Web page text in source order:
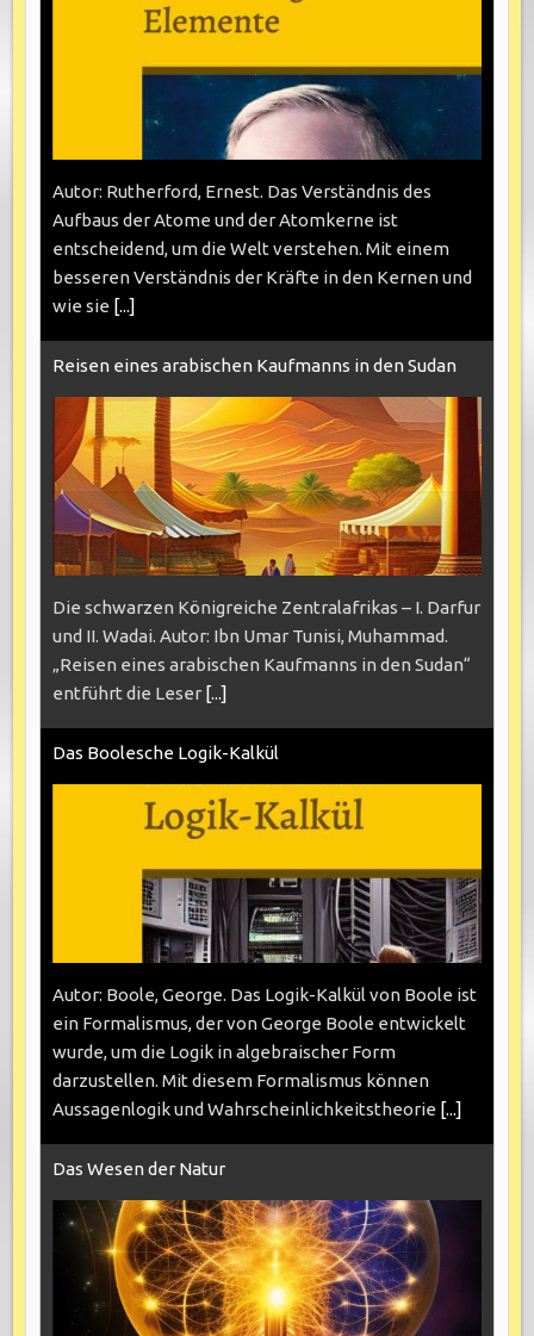
Autor: Rutherford, Ernest. Das Verständnis des
Aufbaus der Atome und der Atomkerne ist
entscheidend, um die Welt verstehen. Mit einem
besseren Verständnis der Kräfte in den Kernen und
wie sie [...]
Reisen eines arabischen Kaufmanns in den Sudan
Die schwarzen Königreiche Zentralafrikas – I. Darfur
und II. Wadai. Autor: Ibn Umar Tunisi, Muhammad.
„Reisen eines arabischen Kaufmanns in den Sudan“
entführt die Leser [...]
Das Boolesche Logik-Kalkül
Autor: Boole, George. Das Logik-Kalkül von Boole ist
ein Formalismus, der von George Boole entwickelt
wurde, um die Logik in algebraischer Form
darzustellen. Mit diesem Formalismus können
Aussagenlogik und Wahrscheinlichkeitstheorie [...]
Das Wesen der Natur